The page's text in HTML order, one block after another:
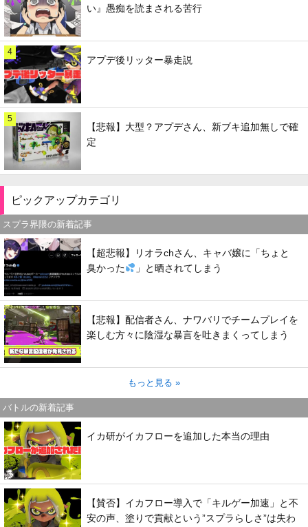
い』愚痴を読まされる苦行
4
アプデ後リッター暴走説
5
【悲報】大型？アプデさん、新ブキ追加無しで確
定
ピックアップカテゴリ
スプラ界隈の新着記事
【超悲報】リオラchさん、キャバ嬢に「ちょと
臭かった
」と晒されてしまう
【悲報】配信者さん、ナワバリでチームプレイを
楽しむ方々に陰湿な暴言を吐きまくってしまう
もっと見る »
バトルの新着記事
イカ研がイカフローを追加した本当の理由
【賛否】イカフロー導入で「キルゲー加速」と不
安の声、塗りで貢献という”スプラらしさ”は失わ